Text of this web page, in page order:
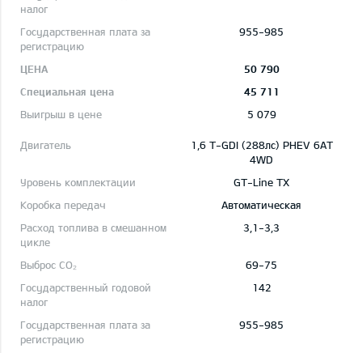
955-985
50 790
45 711
5 079
1,6 T-GDI (288лс) PHEV 6AT
4WD
GT-Line TX
Автоматическая
3,1-3,3
69-75
142
955-985